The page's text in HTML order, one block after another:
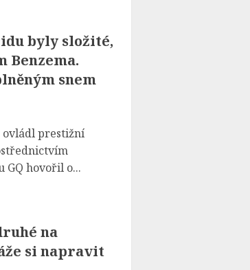
byly složité,
snem
ovládl prestižní
GQ hovořil o...
na
si napravit